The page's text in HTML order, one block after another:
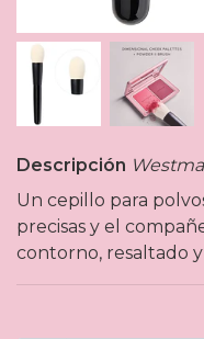
Descripción
Un cepillo para
precisas y el
contorno, resaltado